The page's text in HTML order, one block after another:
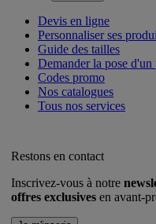
Devis en ligne
Personnaliser ses
Guide des tailles
Demander la pose
Codes promo
Nos catalogues
Tous nos services
Restons en contact
Inscrivez-vous à notre
offres exclusives en avant-